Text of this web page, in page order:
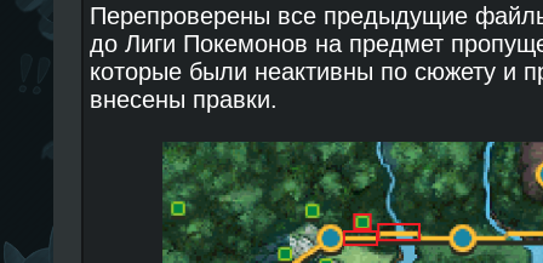
Перепроверены все предыдущие
до Лиги Покемонов на предмет
которые были неактивны по сюжету и
внесены правки.